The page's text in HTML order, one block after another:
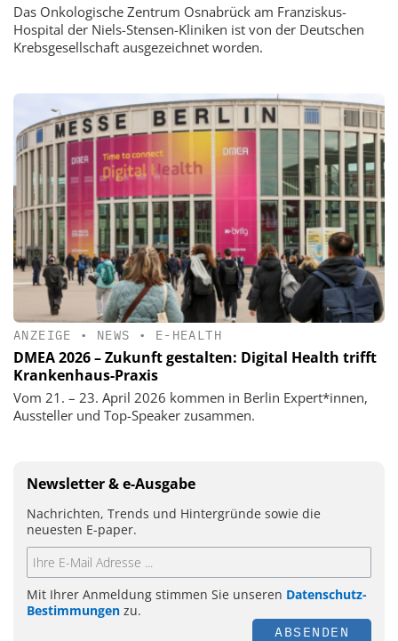
Das Onkologische Zentrum Osnabrück am Franziskus-
Hospital der Niels-Stensen-Kliniken ist von der Deutschen
Krebsgesellschaft ausgezeichnet worden.
ANZEIGE • NEWS • E-HEALTH
DMEA 2026 – Zukunft gestalten: Digital Health trifft
Krankenhaus-Praxis
Vom 21. – 23. April 2026 kommen in Berlin Expert*innen,
Aussteller und Top-Speaker zusammen.
Newsletter & e-Ausgabe
Nachrichten, Trends und Hintergründe sowie die
neuesten E-paper.
Mit Ihrer Anmeldung stimmen Sie unseren Datenschutz-
Bestimmungen zu.
ABSENDEN